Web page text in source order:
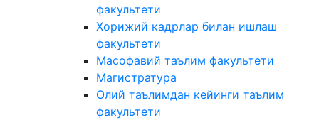
факультети
Хорижий кадрлар билан ишлаш
факультети
Масофавий таълим факультети
Магистратура
Олий таълимдан кейинги таълим
факультети